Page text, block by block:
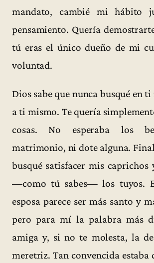
mandato, cambié mi hábito
pensamiento. Quería
tú eras el único dueño de mi
voluntad.
Dios sabe que nunca busqué en
a ti mismo. Te quería
cosas. No esperaba los
matrimonio, ni dote alguna.
busqué satisfacer mis caprichos
—como tú sabes— los tuyos.
esposa parece ser más santo y
pero para mí la palabra más
amiga y, si no te molesta, la
meretriz. Tan convencida estaba